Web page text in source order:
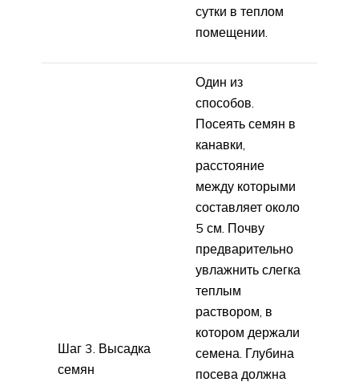
сутки в теплом
помещении.
Шаг 3. Высадка
семян
Один из
способов.
Посеять семян в
канавки,
расстояние
между которыми
составляет около
5 см. Почву
предварительно
увлажнить слегка
теплым
раствором, в
котором держали
семена. Глубина
посева должна